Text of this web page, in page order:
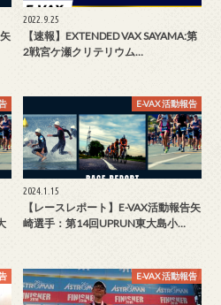
2022.9.25
【速報】EXTENDED VAX SAYAMA:第
2戦宮ケ瀬クリテリウム…
E-VAX 活動報告
2024.1.15
【レースレポート】E-VAX活動報告矢
崎選手：第14回UPRUN東大島小…
E-VAX 活動報告